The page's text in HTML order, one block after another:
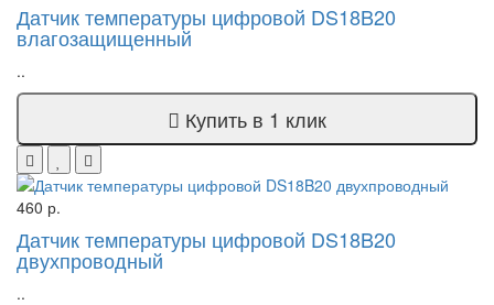
Датчик температуры цифровой DS18B20
влагозащищенный
..
Купить в 1 клик
460 р.
Датчик температуры цифровой DS18B20
двухпроводный
..